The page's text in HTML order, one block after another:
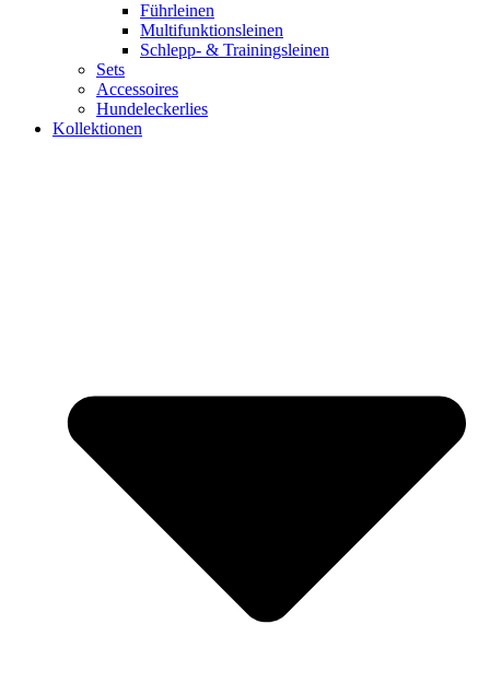
Führleinen
Multifunktionsleinen
Schlepp- & Trainingsleinen
Sets
Accessoires
Hundeleckerlies
Kollektionen